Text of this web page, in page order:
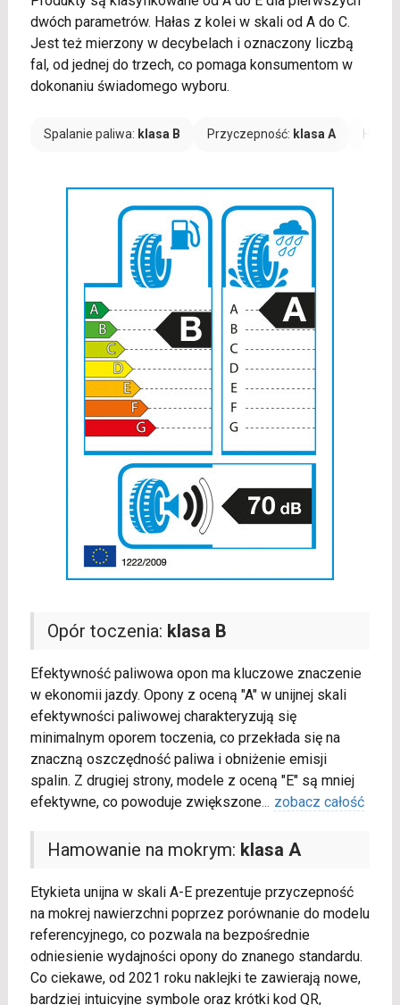
dwóch parametrów. Hałas z kolei w skali od A do C.
Jest też mierzony w decybelach i oznaczony liczbą
fal, od jednej do trzech, co pomaga konsumentom w
dokonaniu świadomego wyboru.
Spalanie paliwa: klasa B Przyczepność: klasa A Hałas:
Opór toczenia: klasa B
Efektywność paliwowa opon ma kluczowe znaczenie
w ekonomii jazdy. Opony z oceną "A" w unijnej skali
efektywności paliwowej charakteryzują się
minimalnym oporem toczenia, co przekłada się na
znaczną oszczędność paliwa i obniżenie emisji
spalin. Z drugiej strony, modele z oceną "E" są mniej
efektywne, co powoduje zwiększone... zobacz całość
Hamowanie na mokrym: klasa A
Etykieta unijna w skali A-E prezentuje przyczepność
na mokrej nawierzchni poprzez porównanie do modelu
referencyjnego, co pozwala na bezpośrednie
odniesienie wydajności opony do znanego standardu.
Co ciekawe, od 2021 roku naklejki te zawierają nowe,
bardziej intuicyjne symbole oraz krótki kod QR,